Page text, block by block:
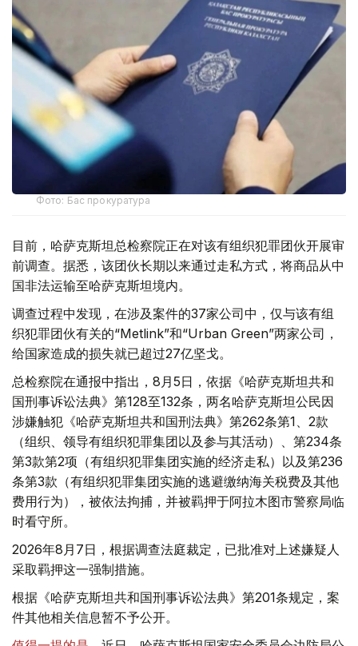
Фото: Бас прокуратура
目前，哈萨克斯坦总检察院正在对该有组织犯罪团伙开展审
前调查。据悉，该团伙长期以来通过走私方式，将商品从中
国非法运输至哈萨克斯坦境内。
调查过程中发现，在涉及案件的37家公司中，仅与该有组
织犯罪团伙有关的“Metlink”和“Urban Green”两家公司，
给国家造成的损失就已超过27亿坚戈。
总检察院在通报中指出，8月5日，依据《哈萨克斯坦共和
国刑事诉讼法典》第128至132条，两名哈萨克斯坦公民因
涉嫌触犯《哈萨克斯坦共和国刑法典》第262条第1、2款
（组织、领导有组织犯罪集团以及参与其活动）、第234条
第3款第2项（有组织犯罪集团实施的经济走私）以及第236
条第3款（有组织犯罪集团实施的逃避缴纳海关税费及其他
费用行为），被依法拘捕，并被羁押于阿拉木图市警察局临
时看守所。
2026年8月7日，根据调查法庭裁定，已批准对上述嫌疑人
采取羁押这一强制措施。
根据《哈萨克斯坦共和国刑事诉讼法典》第201条规定，案
件其他相关信息暂不予公开。